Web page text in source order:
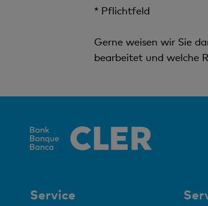
* Pflichtfeld
Gerne weisen wir Sie
bearbeitet und welche
Service